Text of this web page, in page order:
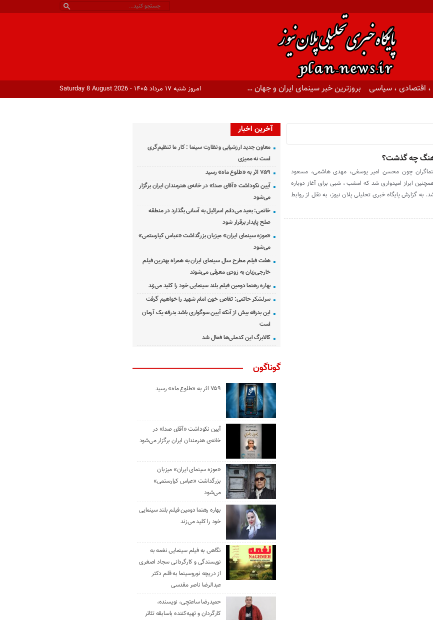
، اقتصادی ، سیاسی
بروزترین خبر سینمای ایران و جهان …
امروز شنبه ۱۷ مرداد ۱۴۰۵ - Saturday 8 August 2026
چه گذشت؟
چون محسن امیر یوسفی، مهدی هاشمی، مسعود
ابراز امیدواری شد که امشب ، شبی برای آغاز دوباره
به گزارش پایگاه خبری تحلیلی پلان نیوز، به نقل از روابط
آخرین اخبار
معاون جدید ارزشیابی و نظارت سینما : کار ما تنظیم‌گری
است نه ممیزی
۷۵۹ اثر به «طلوع ماه» رسید
آیین نکوداشت «آقای صدا» در خانه‌ی هنرمندان ایران برگزار
می‌شود
خاتمی: بعید می‌دانم اسرائیل به آسانی بگذارد در منطقه
صلح پایدار برقرار شود
«موزه سینمای ایران» میزبان بزرگداشت «عباس کیارستمی»
می‌شود
هفت فیلم مطرح سال سینمای ایران به همراه بهترین فیلم
خارجی‌زبان به زودی معرفی می‌شوند
بهاره رهنما دومین فیلم بلند سینمایی خود را کلید می‌زند
سرلشکر حاتمی: تقاص خون امام شهید را خواهیم گرفت
این بدرقه بیش از آنکه آیین سوگواری باشد بدرقه یک آرمان
است
کالابرگ این کدملی‌ها فعال شد
گوناگون
۷۵۹ اثر به «طلوع ماه» رسید
آیین نکوداشت «آقای صدا» در
خانه‌ی هنرمندان ایران برگزار می‌شود
«موزه سینمای ایران» میزبان
بزرگداشت «عباس کیارستمی»
می‌شود
بهاره رهنما دومین فیلم بلند سینمایی
خود را کلید می‌زند
نگاهی به فیلم سینمایی نغمه به
نویسندگی و کارگردانی سجاد اصغری
از دریچه نوروسینما به قلم دکتر
عبدالرضا ناصر مقدسی
حمیدرضا ساعتچی، نویسنده،
کارگردان و تهیه‌کننده باسابقه تئاتر